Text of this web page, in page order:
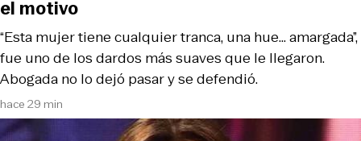
hace 29 min
“Esta mujer tiene cualquier tranca, una hue... amargada”,
fue uno de los dardos más suaves que le llegaron.
Abogada no lo dejó pasar y se defendió.
el motivo